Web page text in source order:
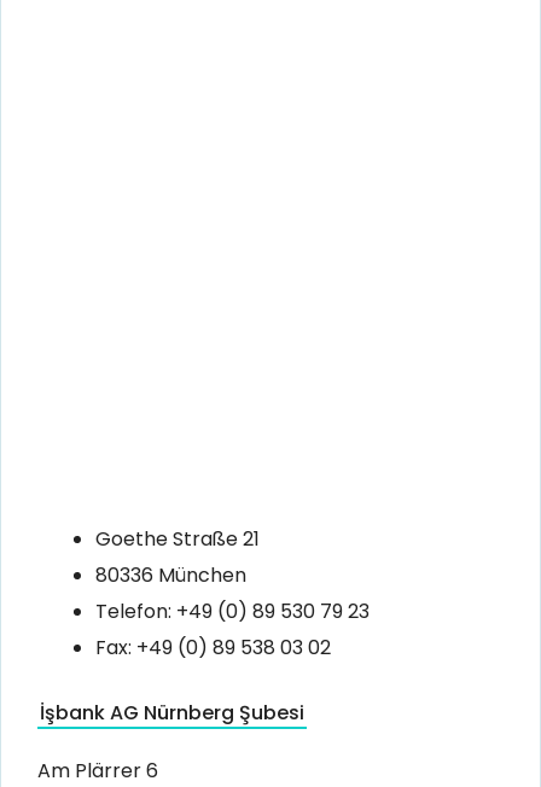
Goethe Straße 21
80336 München
Telefon: +49 (0) 89 530 79 23
Fax: +49 (0) 89 538 03 02
İşbank AG Nürnberg Şubesi
Am Plärrer 6